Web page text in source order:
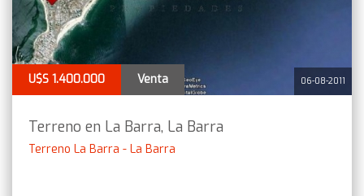
06-08-2011
U$S 1.400.000 Venta
Terreno en La Barra, La Barra
Terreno La Barra - La Barra